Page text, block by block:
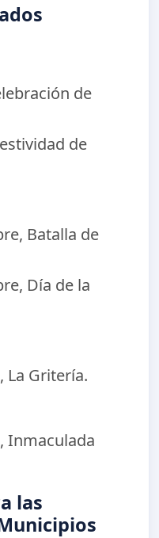
de
de
Batalla de
Día de la
La Gritería.
Inmaculada
las